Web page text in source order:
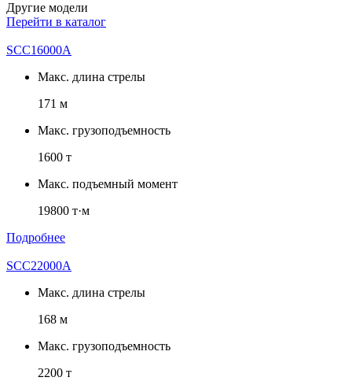
Другие модели
Перейти в каталог
SCC16000A
Макс. длина стрелы
171 м
Макс. грузоподъемность
1600 т
Макс. подъемный момент
19800 т·м
Подробнее
SCC22000A
Макс. длина стрелы
168 м
Макс. грузоподъемность
2200 т